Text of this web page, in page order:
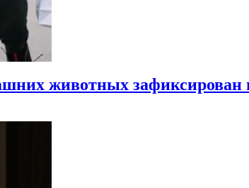
животных зафиксирован